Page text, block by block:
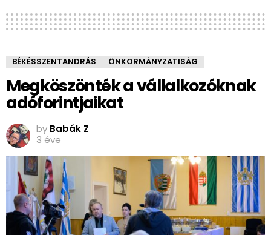
BÉKÉSSZENTANDRÁS ÖNKORMÁNYZATISÁG
Megköszönték a vállalkozóknak
adóforintjaikat
by Babák Z
3 éve